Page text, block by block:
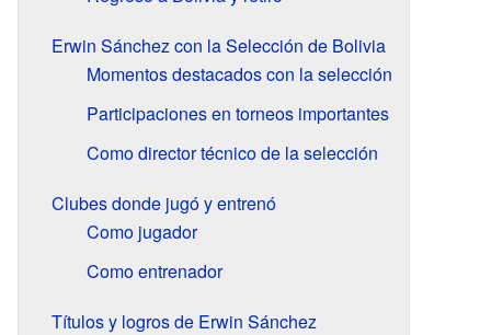
Erwin Sánchez con la Selección de Bolivia
Momentos destacados con la selección
Participaciones en torneos importantes
Como director técnico de la selección
Clubes donde jugó y entrenó
Como jugador
Como entrenador
Títulos y logros de Erwin Sánchez